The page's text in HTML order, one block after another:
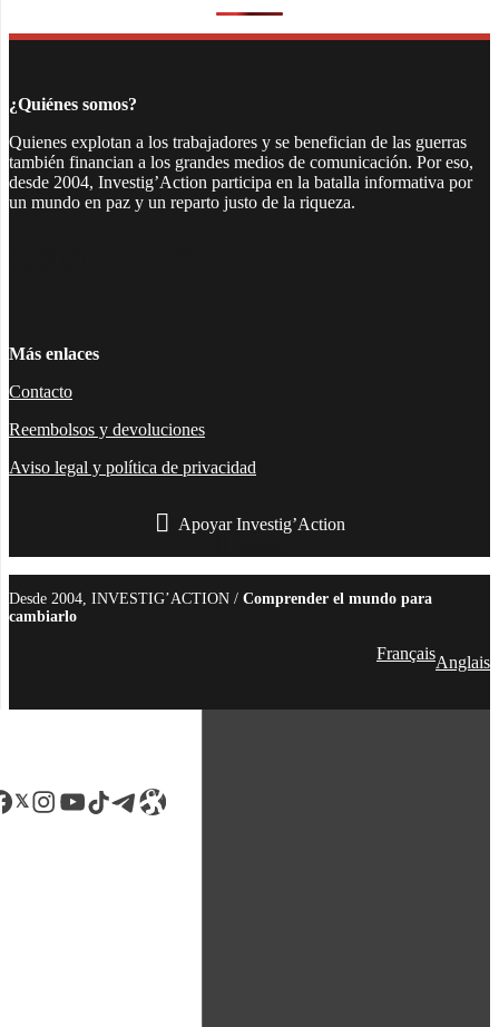
¿Quiénes somos?
Quienes explotan a los trabajadores y se benefician de las guerras
también financian a los grandes medios de comunicación. Por eso,
desde 2004, Investig’Action participa en la batalla informativa por
un mundo en paz y un reparto justo de la riqueza.
Más enlaces
Contacto
Reembolsos y devoluciones
Aviso legal y política de privacidad
Apoyar Investig’Action
Desde 2004, INVESTIG’ACTION / Comprender el mundo para
cambiarlo
FrançaisAnglais
LinkedIn
Instagram
YouTube
TikTok
Telegram
Enlace